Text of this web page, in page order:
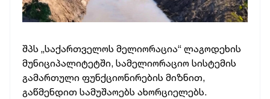
შპს „საქართველოს მელიორაცია“ ლაგოდეხის
მუნიციპალიტეტში, სამელიორაციო სისტემის
გამართული ფუნქციონირების მიზნით,
გაწმენდით სამუშაოებს ახორციელებს.